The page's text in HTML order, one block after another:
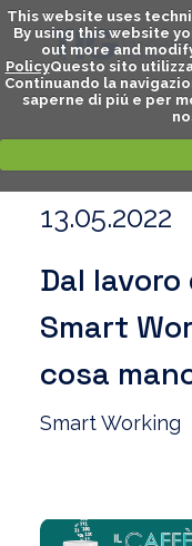
This website uses
By using this website
out more and
PolicyQuesto sito
Continuando la
saperne di piú e per
13.05.2022
Dal
Smart
cosa
Smart Working